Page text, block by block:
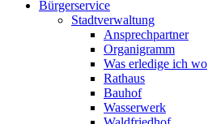
Bürgerservice
Stadtverwaltung
Ansprechpartner
Organigramm
Was erledige ich wo
Rathaus
Bauhof
Wasserwerk